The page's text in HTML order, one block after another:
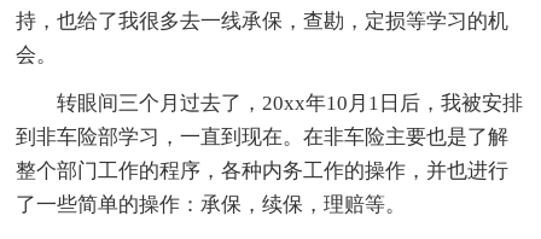
持，也给了我很多去一线承保，查勘，定损等学习的机
会。
转眼间三个月过去了，20xx年10月1日后，我被安排
到非车险部学习，一直到现在。在非车险主要也是了解
整个部门工作的程序，各种内务工作的操作，并也进行
了一些简单的操作：承保，续保，理赔等。